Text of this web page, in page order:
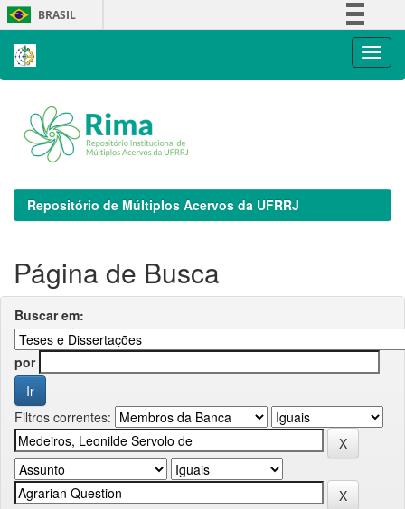
Skip
navigation
BRASIL
Repositório de Múltiplos Acervos da UFRRJ
Página de Busca
Buscar em:
por
Filtros correntes: